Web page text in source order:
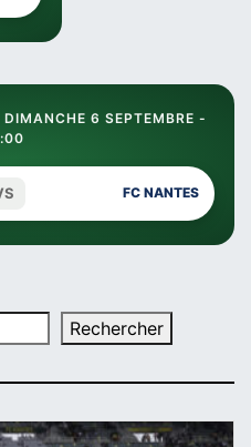
6 SEPTEMBRE -
FC NANTES
Rechercher